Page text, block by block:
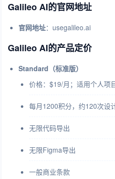
Galileo AI的官网地址
官网地址：usegalileo.ai
Galileo AI的产品定价
Standard（标准版）
价格：$19/月；适用个人项
每月1200积分，约120次设
无限代码导出
无限Figma导出
一般商业条款